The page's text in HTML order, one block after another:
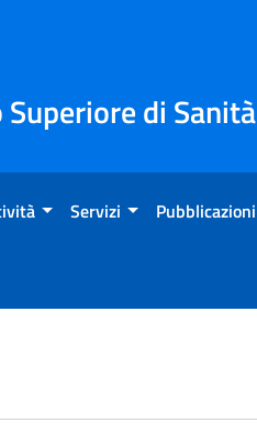
di Sanità
Servizi Pubblicazioni
- Eventi